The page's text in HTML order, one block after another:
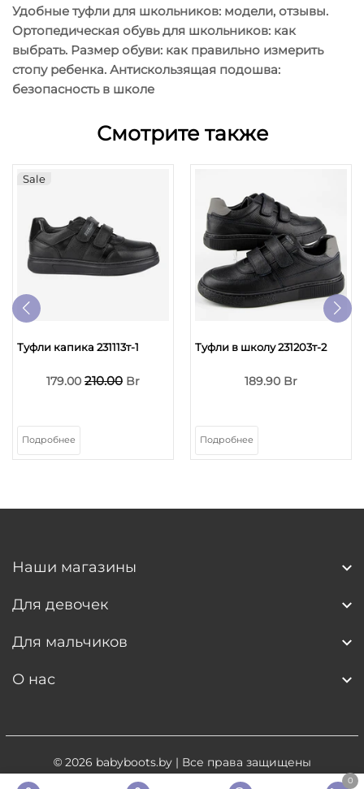
0
Удобные туфли для школьников: модели, отзывы.
Ортопедическая обувь для школьников: как
выбрать. Размер обуви: как правильно измерить
стопу ребенка. Антискользящая подошва:
безопасность в школе
Смотрите также
Sale
Туфли капика 231113т-1
179.00 210.00 Br
Подробнее
Туфли в школу 231203т-2
189.90 Br
Подробнее
Наши магазины
Для девочек
Для мальчиков
О нас
© 2026 babyboots.by| Все права защищены